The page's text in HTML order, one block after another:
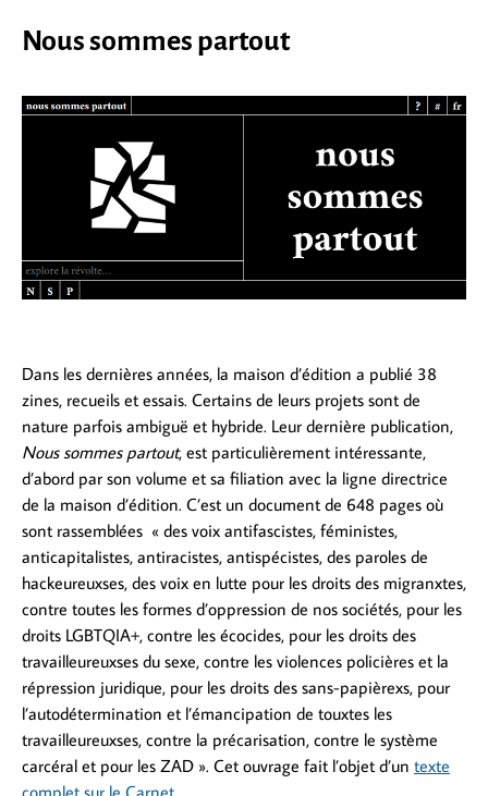
Nous sommes partout
Dans les dernières années, la maison d’édition a publié 38
zines, recueils et essais. Certains de leurs projets sont de
nature parfois ambiguë et hybride. Leur dernière publication,
Nous sommes partout, est particulièrement intéressante,
d’abord par son volume et sa filiation avec la ligne directrice
de la maison d’édition. C’est un document de 648 pages où
sont rassemblées « des voix antifascistes, féministes,
anticapitalistes, antiracistes, antispécistes, des paroles de
hackeureuxses, des voix en lutte pour les droits des migranxtes,
contre toutes les formes d’oppression de nos sociétés, pour les
droits LGBTQIA+, contre les écocides, pour les droits des
travailleureuxses du sexe, contre les violences policières et la
répression juridique, pour les droits des sans-papièrexs, pour
l’autodétermination et l’émancipation de touxtes les
travailleureuxses, contre la précarisation, contre le système
carcéral et pour les ZAD ». Cet ouvrage fait l’objet d’un texte
complet sur le Carnet